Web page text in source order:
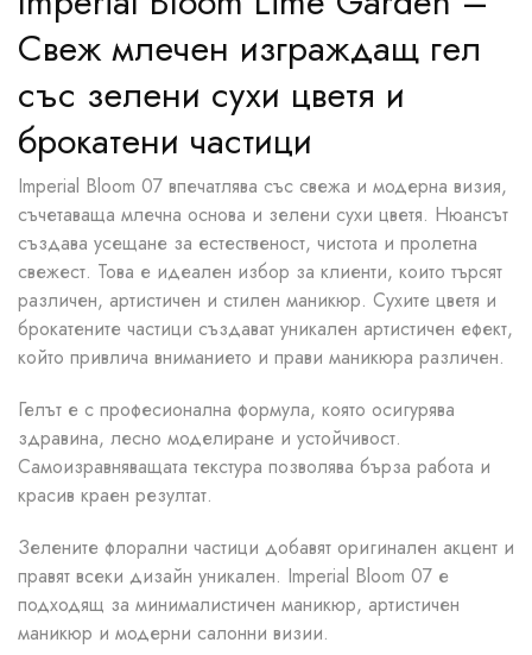
Свеж млечен изграждащ гел
със зелени сухи цветя и
брокатени частици
Imperial Bloom 07 впечатлява със свежа и модерна визия,
съчетаваща млечна основа и зелени сухи цветя. Нюансът
създава усещане за естественост, чистота и пролетна
свежест. Това е идеален избор за клиенти, които търсят
различен, артистичен и стилен маникюр. Сухите цветя и
брокатените частици създават уникален артистичен ефект,
който привлича вниманието и прави маникюра различен.
Гелът е с професионална формула, която осигурява
здравина, лесно моделиране и устойчивост.
Самоизравняващата текстура позволява бърза работа и
красив краен резултат.
Зелените флорални частици добавят оригинален акцент и
правят всеки дизайн уникален. Imperial Bloom 07 е
подходящ за минималистичен маникюр, артистичен
маникюр и модерни салонни визии.